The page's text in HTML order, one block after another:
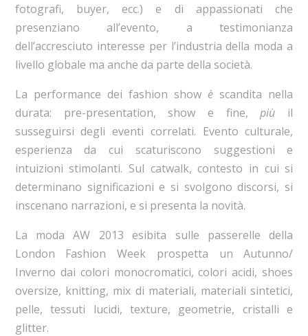
fotografi, buyer, ecc.) e di appassionati che
presenziano all’evento, a testimonianza
dell’accresciuto interesse per l’industria della moda a
livello globale ma anche da parte della società.
La performance dei fashion show è scandita nella
durata: pre-presentation, show e fine,più il
susseguirsi degli eventi correlati. Evento culturale,
esperienza da cui scaturiscono suggestioni e
intuizioni stimolanti. Sul catwalk, contesto in cui si
determinano significazioni e si svolgono discorsi, si
inscenano narrazioni, e si presenta la novità.
La moda AW 2013 esibita sulle passerelle della
London Fashion Week prospetta un Autunno/
Inverno dai colori monocromatici, colori acidi, shoes
oversize, knitting, mix di materiali, materiali sintetici,
pelle, tessuti lucidi, texture, geometrie, cristalli e
glitter.